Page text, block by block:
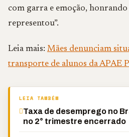
com garra e emoção,
representou”.
Leia mais: Mães denunciam
transporte de alunos da APAE
LEIA TAMBÉM
Taxa de desemprego no
no 2° trimestre encerrado